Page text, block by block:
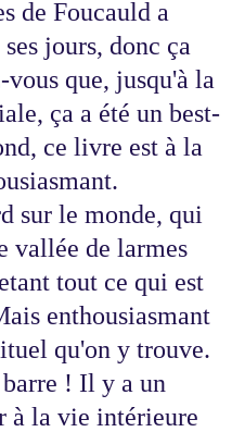
de Foucauld a
jours, donc ça
que, jusqu'à la
ça a été un best-
ce livre est à la
sur le monde, qui
vallée de larmes
tout ce qui est
enthousiasmant
qu'on y trouve.
! Il y a un
à la vie intérieure